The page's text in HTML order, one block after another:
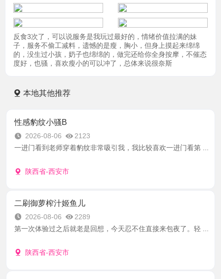
反食3次了，可以说服务是我玩过最好的，情绪价值拉满的妹
子，服务不偷工减料，遗憾的是瘦，胸小，但身上摸起来绵绵
的，没生过小孩，奶子也绵绵的，做完还给你全身按摩，不催态
度好，也骚，喜欢瘦小的可以冲了，总体来说很奈斯
本地其他推荐
性感豹纹小骚B
2026-08-06
2123
一进门看到老师穿着豹纹非常吸引我，我比较喜欢一进门看第 ...
陕西省-西安市
二刷御萝榨汁姬鱼儿
2026-08-06
2289
第一次体验过之后就老是回想，今天忍不住直接来包夜了。轻 ...
陕西省-西安市